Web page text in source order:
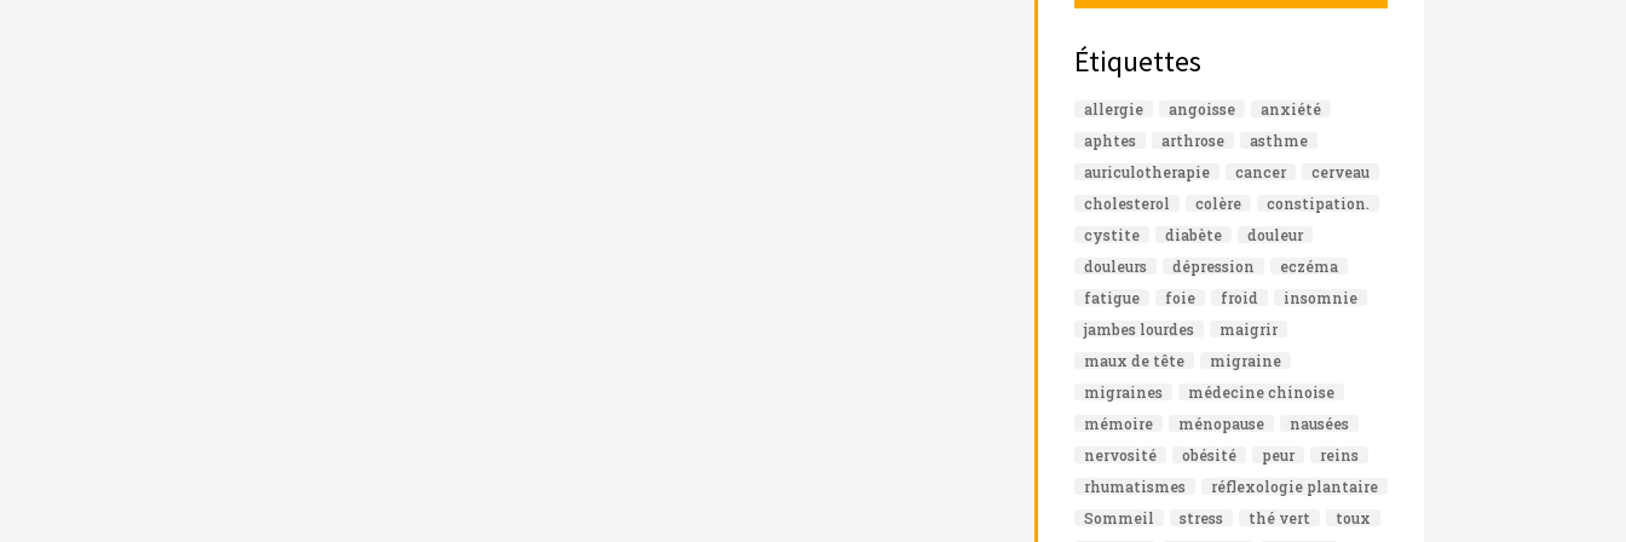
Étiquettes
allergie angoisse
anxiété
aphtes
arthrose
asthme
auriculotherapie
cancer
cerveau
cholesterol
colère
constipation.
cystite
diabète
douleur
douleurs
dépression
eczéma
fatigue
foie froid
insomnie
jambes lourdes
maigrir
maux de tête
migraine
migraines
médecine chinoise
mémoire
ménopause
nausées
nervosité
obésité peur
reins
rhumatismes
réflexologie plantaire
Sommeil
stress thé vert
toux